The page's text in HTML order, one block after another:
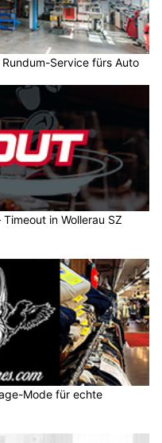
Service fürs Auto
in Wollerau SZ
Mode für echte